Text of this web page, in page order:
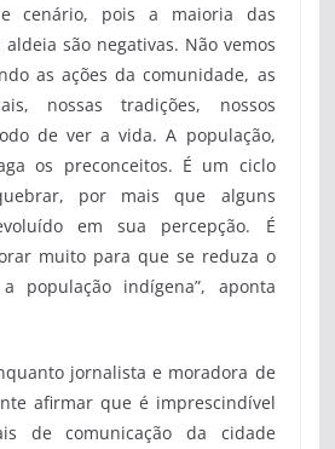
cenário, pois a maioria das
são negativas. Não vemos
as ações da comunidade, as
nossas tradições, nossos
de ver a vida. A população,
os preconceitos. É um ciclo
por mais que alguns
em sua percepção. É
muito para que se reduza o
população indígena”, aponta
jornalista e moradora de
afirmar que é imprescindível
de comunicação da cidade